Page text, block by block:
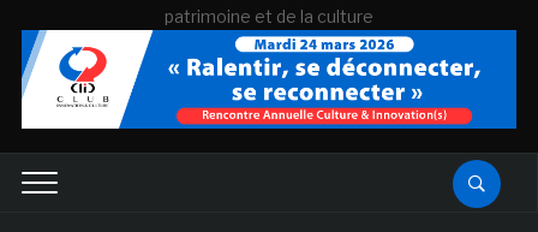
patrimoine et de la culture